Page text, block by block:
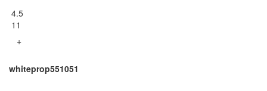
4.5
11
+
whiteprop551051